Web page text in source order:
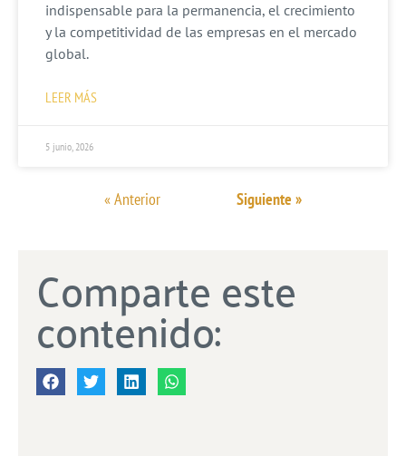
indispensable para la permanencia, el crecimiento
y la competitividad de las empresas en el mercado
global.
LEER MÁS
5 junio, 2026
« Anterior Siguiente »
Comparte este
contenido: